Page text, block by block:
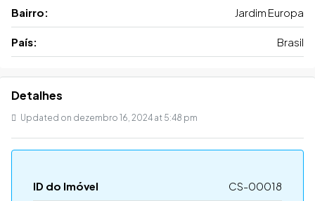
Bairro: Jardim Europa
País: Brasil
Detalhes
Updated on dezembro 16, 2024 at 5:48 pm
ID do Imóvel CS-00018